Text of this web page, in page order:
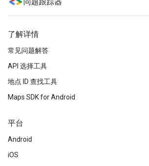
问题跟踪器
了解详情
常见问题解答
API 选择工具
地点 ID 查找工具
Maps SDK for Android
平台
Android
iOS